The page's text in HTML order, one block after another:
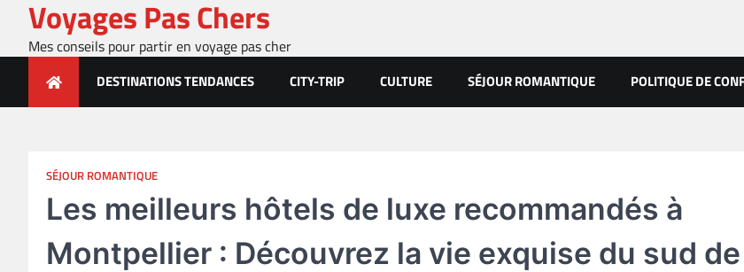
content
Voyages Pas Chers
Mes conseils pour partir en voyage pas cher
DESTINATIONS TENDANCES CITY-TRIP CULTURE SÉJOUR ROMANTIQUE POLITIQUE DE
SÉJOUR ROMANTIQUE
Les meilleurs hôtels de luxe recommandés à
Montpellier : Découvrez la vie exquise du sud